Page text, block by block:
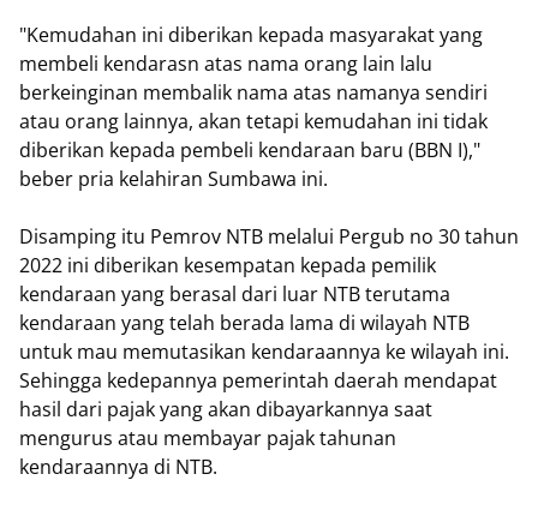
"Kemudahan ini diberikan kepada masyarakat yang
membeli kendarasn atas nama orang lain lalu
berkeinginan membalik nama atas namanya sendiri
atau orang lainnya, akan tetapi kemudahan ini tidak
diberikan kepada pembeli kendaraan baru (BBN I),"
beber pria kelahiran Sumbawa ini.
Disamping itu Pemrov NTB melalui Pergub no 30 tahun
2022 ini diberikan kesempatan kepada pemilik
kendaraan yang berasal dari luar NTB terutama
kendaraan yang telah berada lama di wilayah NTB
untuk mau memutasikan kendaraannya ke wilayah ini.
Sehingga kedepannya pemerintah daerah mendapat
hasil dari pajak yang akan dibayarkannya saat
mengurus atau membayar pajak tahunan
kendaraannya di NTB.